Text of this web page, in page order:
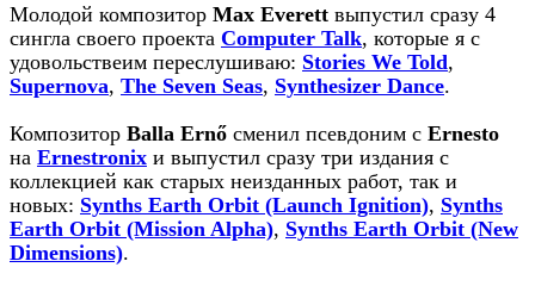
Молодой композитор Max Everett выпустил сразу 4
сингла своего проекта Computer Talk, которые я с
удовольствеим переслушиваю: Stories We Told,
Supernova, The Seven Seas, Synthesizer Dance.
Композитор Balla Ernő сменил псевдоним с Ernesto
на Ernestronix и выпустил сразу три издания с
коллекцией как старых неизданных работ, так и
новых: Synths Earth Orbit (Launch Ignition), Synths
Earth Orbit (Mission Alpha), Synths Earth Orbit (New
Dimensions).